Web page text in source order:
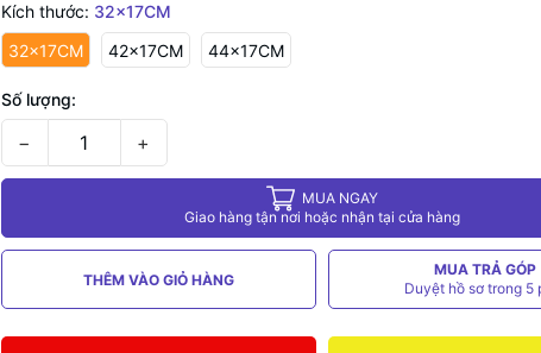
Kích thước: 32x17CM
32x17CM
42x17CM 44x17CM
Số lượng:
− +
MUA NGAY
Giao hàng tận nơi hoặc nhận tại cửa hàng
THÊM VÀO GIỎ HÀNG
MUA TRẢ GÓP
Duyệt hồ sơ trong 5